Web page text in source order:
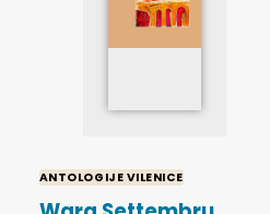
ANTOLOGIJE VILENICE